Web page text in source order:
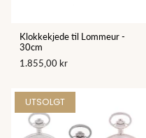
Klokkekjede til Lommeur -
30cm
1.855,00 kr
UTSOLGT